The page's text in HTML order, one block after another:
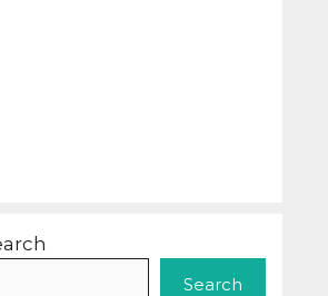
Search